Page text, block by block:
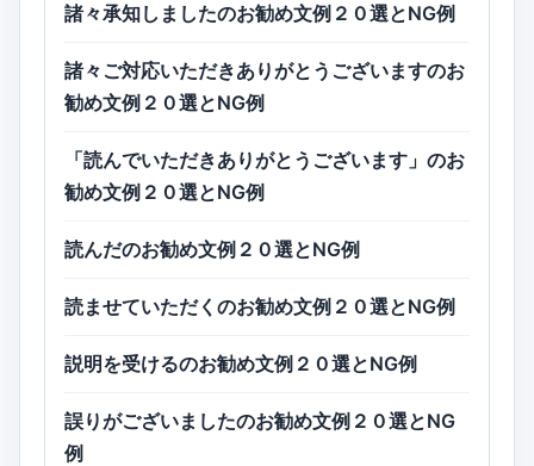
諸々承知しましたのお勧め文例２０選とNG例
諸々ご対応いただきありがとうございますのお
勧め文例２０選とNG例
「読んでいただきありがとうございます」のお
勧め文例２０選とNG例
読んだのお勧め文例２０選とNG例
読ませていただくのお勧め文例２０選とNG例
説明を受けるのお勧め文例２０選とNG例
誤りがございましたのお勧め文例２０選とNG
例